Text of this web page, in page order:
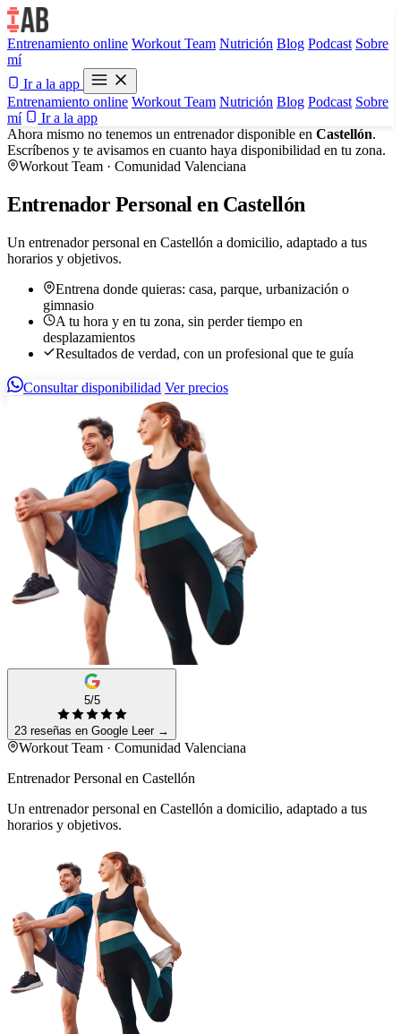
Entrenamiento online Workout Team Nutrición Blog Podcast Sobre
mí
Ir a la app
Entrenamiento online Workout Team Nutrición Blog Podcast Sobre
mí
Ir a la app
Ahora mismo no tenemos un entrenador disponible en Castellón.
Escríbenos y te avisamos en cuanto haya disponibilidad en tu zona.
Workout Team · Comunidad Valenciana
Entrenador Personal en Castellón
Un entrenador personal en Castellón a domicilio, adaptado a tus
horarios y objetivos.
Entrena donde quieras: casa, parque, urbanización o
gimnasio
A tu hora y en tu zona, sin perder tiempo en
desplazamientos
Resultados de verdad, con un profesional que te guía
Consultar disponibilidad Ver precios
5/5
23 reseñas en Google Leer →
Workout Team · Comunidad Valenciana
Entrenador Personal en Castellón
Un entrenador personal en Castellón a domicilio, adaptado a tus
horarios y objetivos.